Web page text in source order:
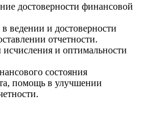
достоверности финансовой
ведении и достоверности
отчетности.
и оптимальности
состояния
помощь в улучшении